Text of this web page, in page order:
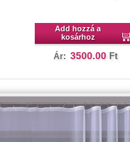
Add hozzá a
kosárhoz
Ár: 3500.00 Ft